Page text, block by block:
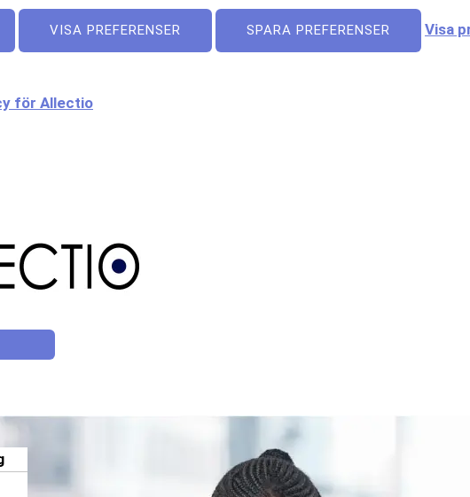
VISA PREFERENSER SPARA PREFERENSER Visa
för Allectio